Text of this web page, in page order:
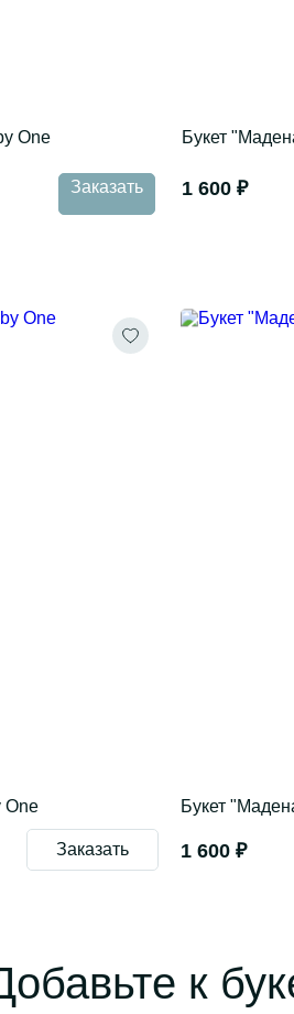
One
Заказать
Букет
1 600 ₽
One
Заказать
Букет
1 600 ₽
к